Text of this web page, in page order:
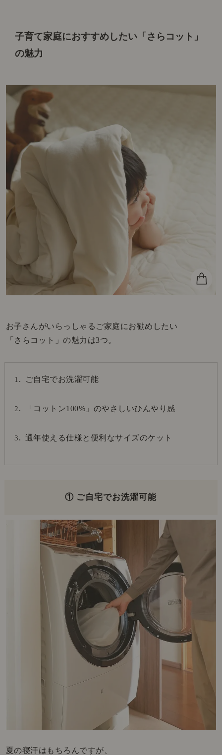
子育て家庭におすすめしたい 「さらコット」
の魅力
お子さんがいらっしゃるご家庭にお勧めしたい
「さらコット」の魅力は3つ。
ご自宅でお洗濯可能
「コットン100%」のやさしいひんやり感
通年使える仕様と便利なサイズのケット
① ご自宅でお洗濯可能
夏の寝汗はもちろんですが、